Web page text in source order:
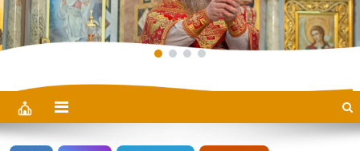
Центральное Благочиние